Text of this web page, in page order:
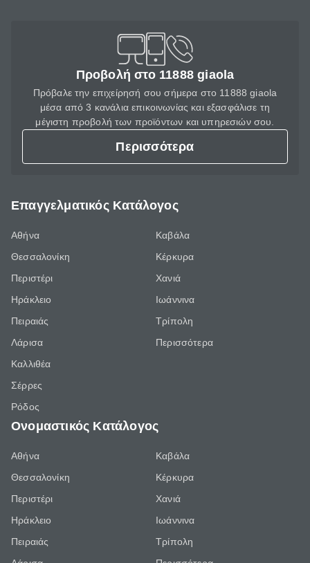
Προβολή στο 11888 giaola
Πρόβαλε την επιχείρησή σου σήμερα στο 11888 giaola
μέσα από 3 κανάλια επικοινωνίας και εξασφάλισε τη
μέγιστη προβολή των προϊόντων και υπηρεσιών σου.
Περισσότερα
Επαγγελματικός Κατάλογος
Αθήνα
Θεσσαλονίκη
Περιστέρι
Ηράκλειο
Πειραιάς
Λάρισα
Καλλιθέα
Σέρρες
Ρόδος
Καβάλα
Κέρκυρα
Χανιά
Ιωάννινα
Τρίπολη
Περισσότερα
Ονομαστικός Κατάλογος
Αθήνα
Θεσσαλονίκη
Περιστέρι
Ηράκλειο
Πειραιάς
Καβάλα
Κέρκυρα
Χανιά
Ιωάννινα
Τρίπολη